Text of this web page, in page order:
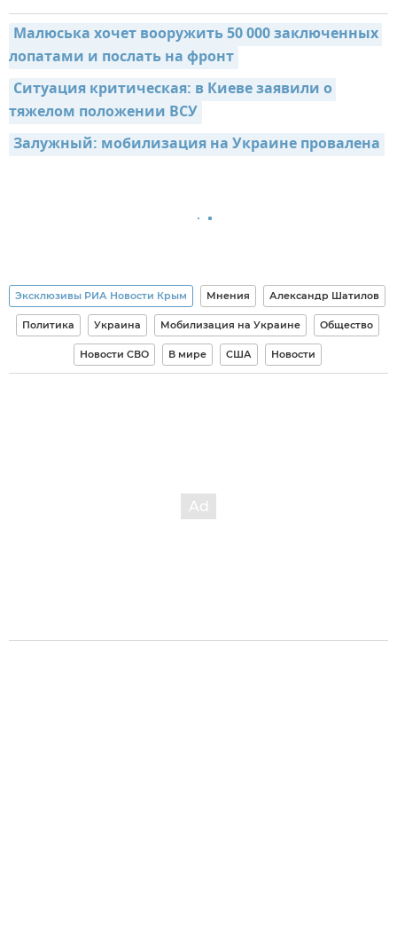
Малюська хочет вооружить 50 000 заключенных
лопатами и послать на фронт
Ситуация критическая: в Киеве заявили о
тяжелом положении ВСУ
Залужный: мобилизация на Украине провалена
Эксклюзивы РИА Новости Крым Мнения Александр Шатилов
Политика Украина Мобилизация на Украине Общество
Новости СВО В мире США Новости